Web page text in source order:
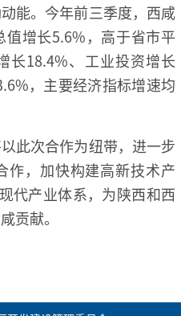
能。今年前三季度，西咸
增长5.6%，高于省市平
长18.4%、工业投资增长
，主要经济指标增速均
此次合作为纽带，进一步
作，加快构建高新技术产
代产业体系，为陕西和西
贡献。